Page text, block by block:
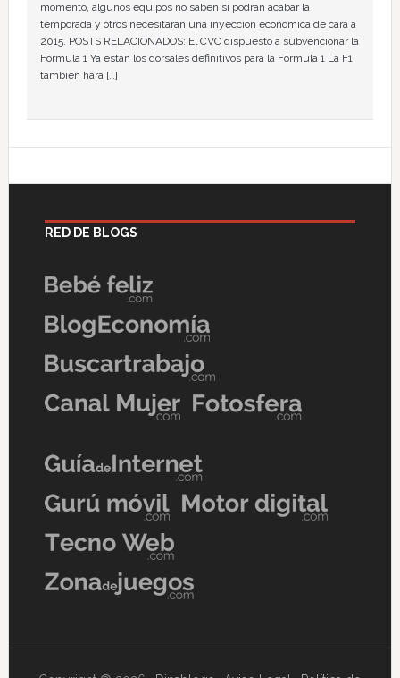
momento, algunos equipos no saben si podrán acabar la
temporada y otros necesitarán una inyección económica de cara a
2015. POSTS RELACIONADOS: El CVC dispuesto a subvencionar la
Fórmula 1 Ya están los dorsales definitivos para la Fórmula 1 La F1
también hará […]
RED DE BLOGS